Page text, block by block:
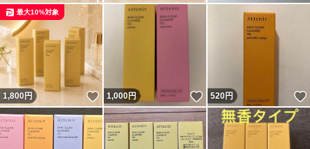
1,800円 いいね！
最大10%対象
1,000円 いいね！
520円